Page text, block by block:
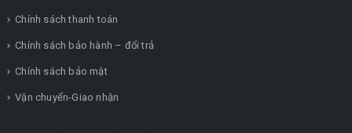
Chính sách thanh toán
Chính sách bảo hành – đổi trả
Chính sách bảo mật
Vận chuyển-Giao nhận